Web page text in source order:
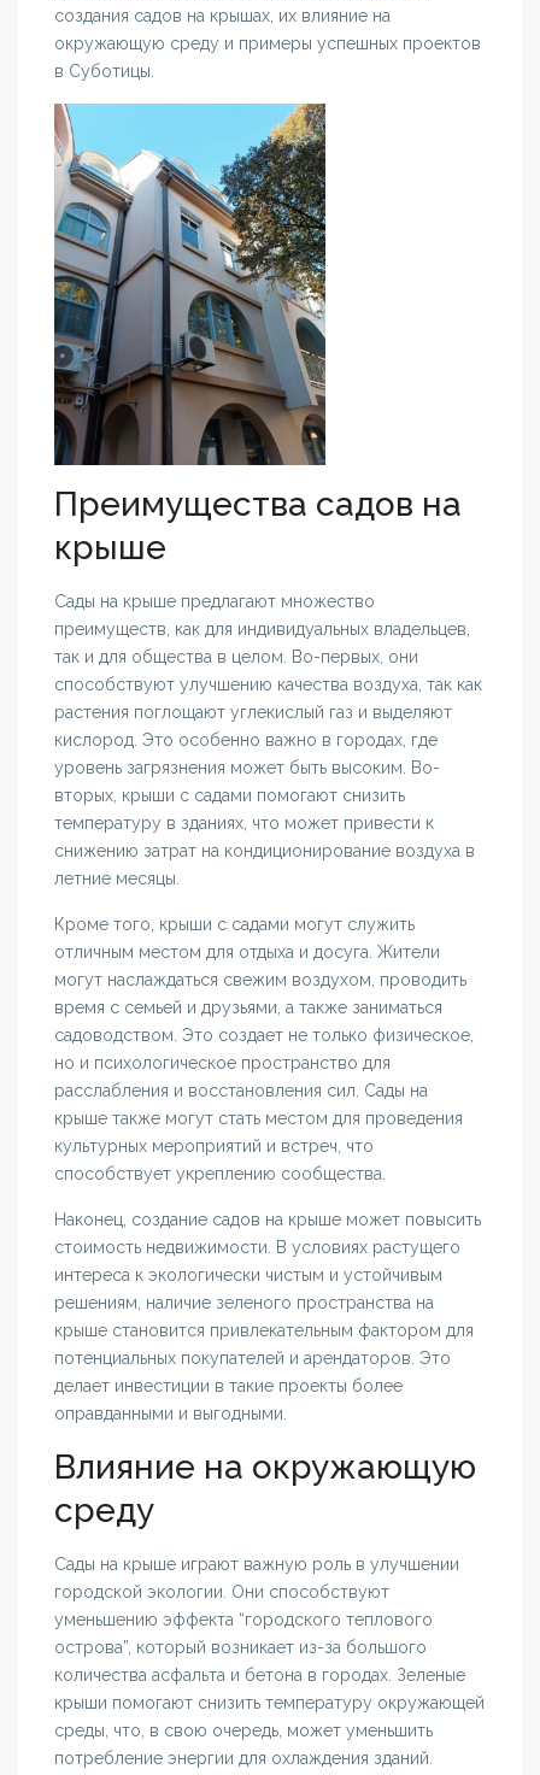
создания садов на крышах, их влияние на
окружающую среду и примеры успешных проектов
в Суботицы.
Преимущества садов на
крыше
Сады на крыше предлагают множество
преимуществ, как для индивидуальных владельцев,
так и для общества в целом. Во-первых, они
способствуют улучшению качества воздуха, так как
растения поглощают углекислый газ и выделяют
кислород. Это особенно важно в городах, где
уровень загрязнения может быть высоким. Во-
вторых, крыши с садами помогают снизить
температуру в зданиях, что может привести к
снижению затрат на кондиционирование воздуха в
летние месяцы.
Кроме того, крыши с садами могут служить
отличным местом для отдыха и досуга. Жители
могут наслаждаться свежим воздухом, проводить
время с семьей и друзьями, а также заниматься
садоводством. Это создает не только физическое,
но и психологическое пространство для
расслабления и восстановления сил. Сады на
крыше также могут стать местом для проведения
культурных мероприятий и встреч, что
способствует укреплению сообщества.
Наконец, создание садов на крыше может повысить
стоимость недвижимости. В условиях растущего
интереса к экологически чистым и устойчивым
решениям, наличие зеленого пространства на
крыше становится привлекательным фактором для
потенциальных покупателей и арендаторов. Это
делает инвестиции в такие проекты более
оправданными и выгодными.
Влияние на окружающую
среду
Сады на крыше играют важную роль в улучшении
городской экологии. Они способствуют
уменьшению эффекта “городского теплового
острова”, который возникает из-за большого
количества асфальта и бетона в городах. Зеленые
крыши помогают снизить температуру окружающей
среды, что, в свою очередь, может уменьшить
потребление энергии для охлаждения зданий.